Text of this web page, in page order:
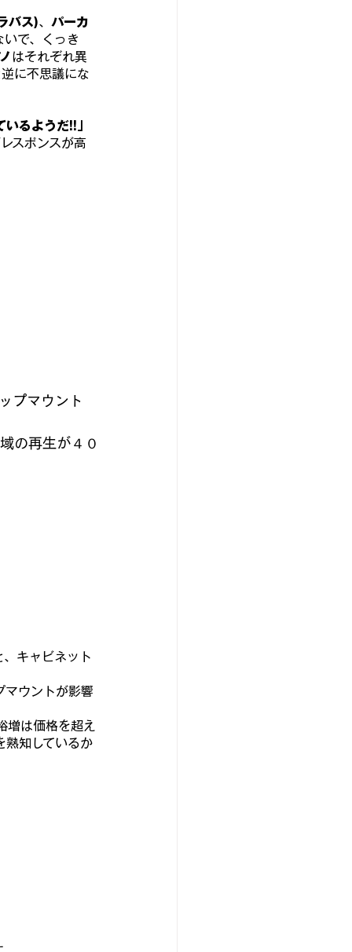
バス)、 パーカ
で、くっき
はそれぞれ異
に不思議にな
いるようだ!!」
スポンスが高
プマウント
の再生が４０
キャビネット
マウントが影響
増は価格を超え
熟知しているか